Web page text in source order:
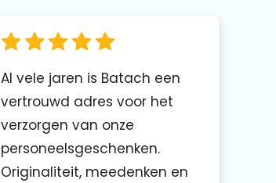
Al vele jaren is Batach een
vertrouwd adres voor het
verzorgen van onze
personeelsgeschenken.
Originaliteit, meedenken en